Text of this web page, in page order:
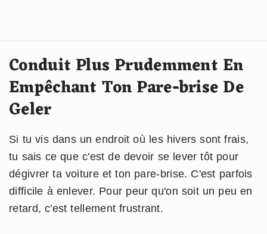
Conduit Plus Prudemment En
Empêchant Ton Pare-brise De
Geler
Si tu vis dans un endroit où les hivers sont frais,
tu sais ce que c'est de devoir se lever tôt pour
dégivrer ta voiture et ton pare-brise. C'est parfois
difficile à enlever. Pour peur qu'on soit un peu en
retard, c'est tellement frustrant.